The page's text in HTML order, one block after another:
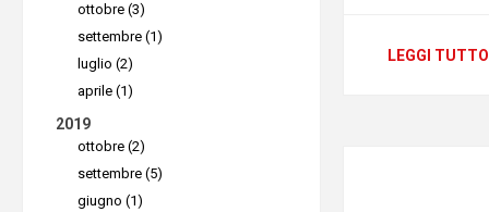
remoto.
MSI,
fluido e
LEGGI TUTTO
ottobre (3)
settembre (1)
luglio (2)
aprile (1)
2019
ottobre (2)
settembre (5)
giugno (1)